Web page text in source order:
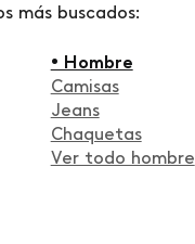
más buscados:
• Hombre
Camisas
Jeans
Chaquetas
Ver todo hombre